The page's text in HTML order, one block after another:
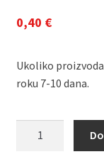
0,40 €
Ukoliko
roku 7-10 dana.